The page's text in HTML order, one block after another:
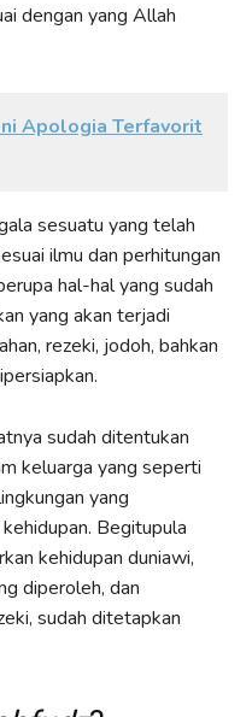
dengan yang Allah
Apologia Terfavorit
sesuatu yang telah
ilmu dan perhitungan
hal-hal yang sudah
yang akan terjadi
rezeki, jodoh, bahkan
sudah ditentukan
keluarga yang seperti
yang
Begitupula
kehidupan duniawi,
diperoleh, dan
sudah ditetapkan